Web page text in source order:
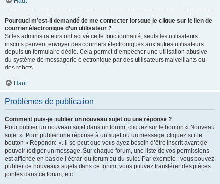
Pourquoi m’est-il demandé de me connecter lorsque je clique sur le lien de
courrier électronique d’un utilisateur ?
Si les administrateurs ont activé cette fonctionnalité, seuls les utilisateurs
inscrits peuvent envoyer des courriers électroniques aux autres utilisateurs
depuis un formulaire dédié. Cela permet d’empêcher une utilisation abusive
du système de messagerie électronique par des utilisateurs malveillants ou
des robots.
Haut
Problèmes de publication
Comment puis-je publier un nouveau sujet ou une réponse ?
Pour publier un nouveau sujet dans un forum, cliquez sur le bouton « Nouveau
sujet ». Pour publier une réponse à un sujet ou un message, cliquez sur le
bouton « Répondre ». Il se peut que vous ayez besoin d’être inscrit avant de
pouvoir rédiger un message. Sur chaque forum, une liste de vos permissions
est affichée en bas de l’écran du forum ou du sujet. Par exemple : vous pouvez
publier de nouveaux sujets dans ce forum, vous pouvez transférer des pièces
jointes dans ce forum, etc.